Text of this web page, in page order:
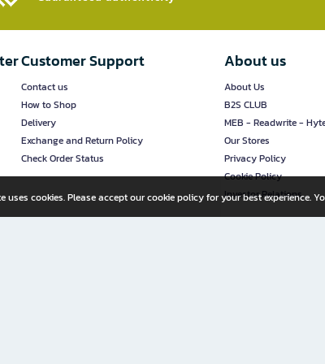
Customer Support
Contact us
How to Shop
Delivery
Exchange and Return Policy
Check Order Status
About us
About Us
B2S CLUB
MEB - Readwrite -
Our Stores
Privacy Policy
Cookie Policy
Investor Relations
uses cookies. Please accept our cookie policy for your best experience.